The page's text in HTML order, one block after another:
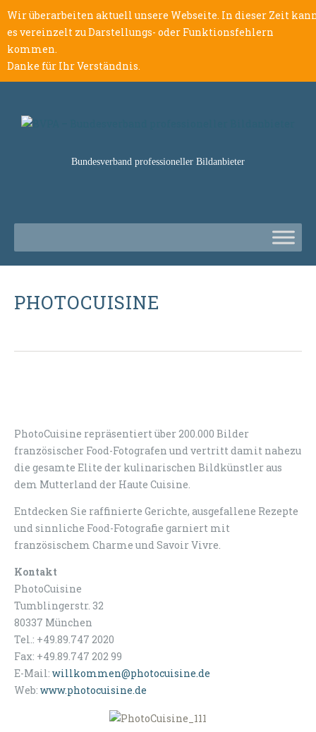
Wir überarbeiten aktuell unsere Webseite. In dieser Zeit
es vereinzelt zu Darstellungs- oder Funktionsfehlern
kommen.
Danke für Ihr Verständnis.
Bundesverband professioneller Bildanbieter
PHOTOCUISINE
PhotoCuisine repräsentiert über 200.000 Bilder
französischer Food-Fotografen und vertritt damit nahezu
die gesamte Elite der kulinarischen Bildkünstler aus
dem Mutterland der Haute Cuisine.
Entdecken Sie raffinierte Gerichte, ausgefallene Rezepte
und sinnliche Food-Fotografie garniert mit
französischem Charme und Savoir Vivre.
Kontakt
PhotoCuisine
Tumblingerstr. 32
80337 München
Tel.: +49.89.747 2020
Fax: +49.89.747 202 99
E-Mail: willkommen@photocuisine.de
Web: www.photocuisine.de